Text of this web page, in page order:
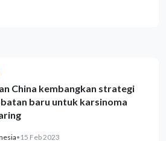
China kembangkan strategi
baru untuk karsinoma
• 15 Feb 2023